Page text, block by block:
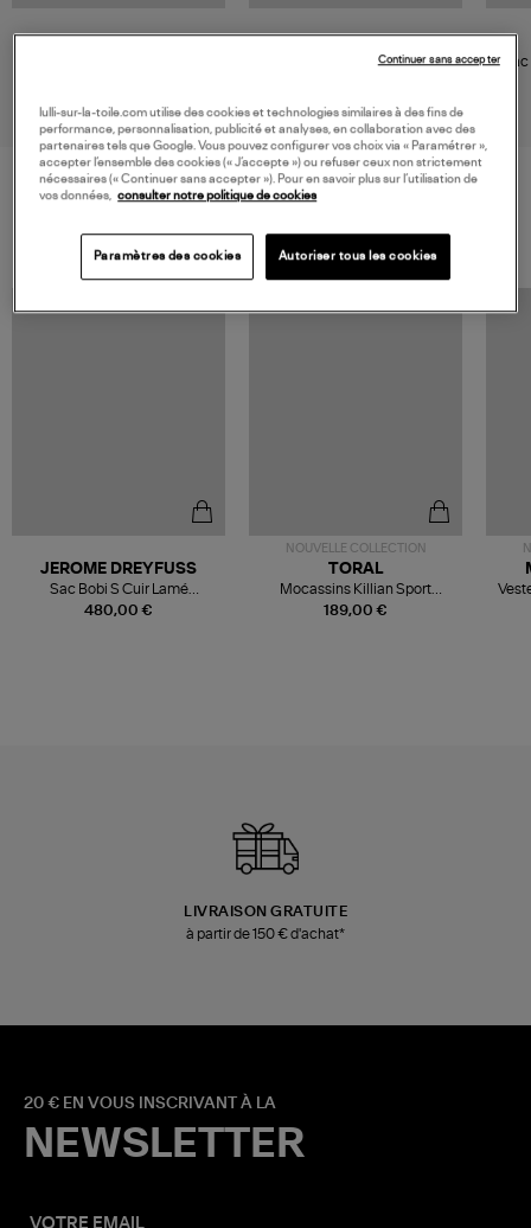
VANESSA BRUNO VANESSA BRUNO
Moyen Sac Moon Cuir Verni
480,00 €
JEROME DREYFUSS
Sac Bobi S Cuir Lamé
Champagne
NOUVELLE COLLECTION
189,00 €
TORAL
Mocassins Killian Sport
Mousse
LIVRAISON GRATUITE
à partir de 150 € d'achat*
20 € EN VOUS INSCRIVANT À LA
NEWSLETTER
lulli-sur-la-toile.com utilise des cookies et technologies similaires à des fins de
performance, personnalisation, publicité et analyses, en collaboration avec des
partenaires tels que Google. Vous pouvez configurer vos choix via « Paramétrer »,
accepter l’ensemble des cookies (« J’accepte ») ou refuser ceux non strictement
nécessaires (« Continuer sans accepter »). Pour en savoir plus sur l’utilisation de
vos données, consulter notre politique de cookies
Paramètres des cookies Autoriser tous les cookies
Continuer sans accepter